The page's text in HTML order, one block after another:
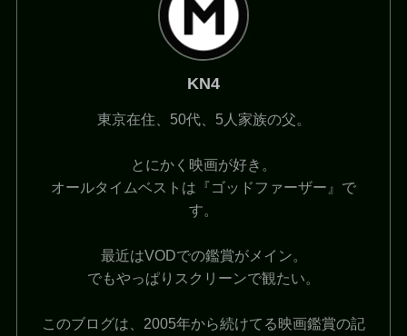
KN4
東京在住、50代、5人家族の父。
とにかく映画が好き。
オールタイムベストは『ゴッドファーザー』で
す。
最近はVODでの鑑賞がメイン。
でもやっぱりスクリーンで観たい。
このブログは、2005年から続けてる映画鑑賞の記